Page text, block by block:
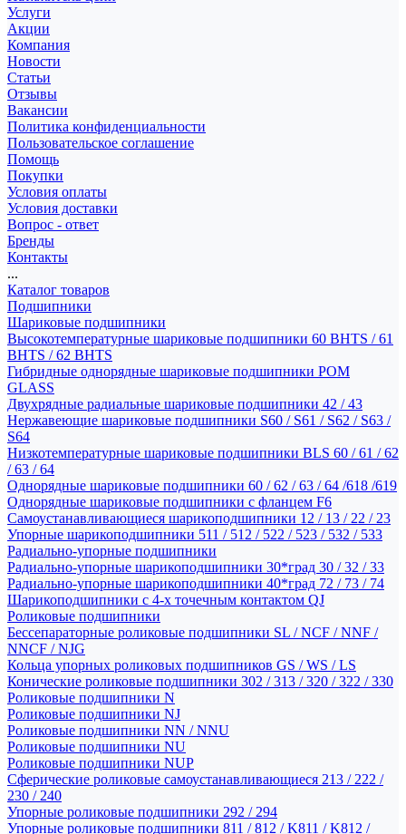
Услуги
Акции
Компания
Новости
Статьи
Отзывы
Вакансии
Политика конфиденциальности
Пользовательское соглашение
Помощь
Покупки
Условия оплаты
Условия доставки
Вопрос - ответ
Бренды
Контакты
...
Каталог товаров
Подшипники
Шариковые подшипники
Высокотемпературные шариковые подшипники 60 BHTS / 61
BHTS / 62 BHTS
Гибридные однорядные шариковые подшипники POM
GLASS
Двухрядные радиальные шариковые подшипники 42 / 43
Нержавеющие шариковые подшипники S60 / S61 / S62 / S63 /
S64
Низкотемпературные шариковые подшипники BLS 60 / 61 / 62
/ 63 / 64
Однорядные шариковые подшипники 60 / 62 / 63 / 64 /618 /619
Однорядные шариковые подшипники с фланцем F6
Самоустанавливающиеся шарикоподшипники 12 / 13 / 22 / 23
Упорные шарикоподшипники 511 / 512 / 522 / 523 / 532 / 533
Радиально-упорные подшипники
Радиально-упорные шарикоподшипники 30*град 30 / 32 / 33
Радиально-упорные шарикоподшипники 40*град 72 / 73 / 74
Шарикоподшипники с 4-х точечным контактом QJ
Роликовые подшипники
Бессепараторные роликовые подшипники SL / NCF / NNF /
NNCF / NJG
Кольца упорных роликовых подшипников GS / WS / LS
Конические роликовые подшипники 302 / 313 / 320 / 322 / 330
Роликовые подшипники N
Роликовые подшипники NJ
Роликовые подшипники NN / NNU
Роликовые подшипники NU
Роликовые подшипники NUP
Сферические роликовые самоустанавливающиеся 213 / 222 /
230 / 240
Упорные роликовые подшипники 292 / 294
Упорные роликовые подшипники 811 / 812 / K811 / K812 /